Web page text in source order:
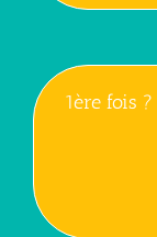
1ère fois